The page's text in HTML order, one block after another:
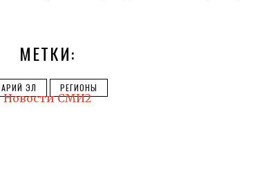
МЕТКИ:
ЭЛ РЕГИОНЫ
Новости СМИ2